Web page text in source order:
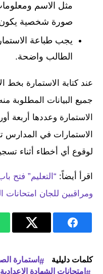
مثل الاسم
صورة شخصية يكون
يجب طباعة
الطالب واضحة.
عند كتابة الاستمارة
جميع البيانات المطلوبة
الاستمارة وعددها أربعة
الاستمارات في
لوقوع أي أخطاء أثناء
اقرأ أيضاً: “التعليم” فتح
ومراقبين للجان امتحانات
كلمات دليلية
استمارة
امتحانات الشهادة الإعدادية